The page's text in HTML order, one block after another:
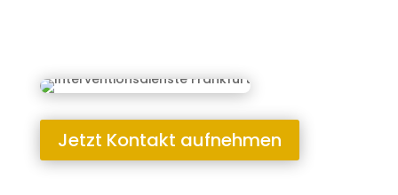
Jetzt Kontakt aufnehmen